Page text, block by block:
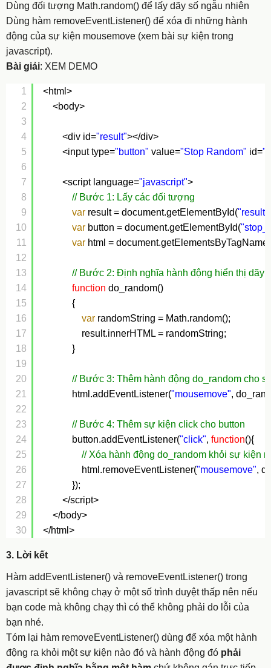
Dùng đối tượng Math.random() để lấy dãy số ngẫu nhiên
Dùng hàm removeEventListener() để xóa đi những hành
động của sự kiện mousemove (xem bài sự kiện trong
javascript).
Bài giải: XEM DEMO
1
2
3
4
5
6
7
8
9
10
11
12
13
14
15
16
17
18
19
20
21
22
23
24
25
26
27
28
29
30
<html>
<body>
<div id="result"></div>
<input type="button" value="Stop Random" id=
<script language="javascript">
// Bước 1: Lấy các đối tượng
var result = document.getElementById("result"
var button = document.getElementById(
var html = document.getElementsByTagName(
// Bước 2: Định nghĩa hành động hiển thị dãy
function do_random()
{
var randomString = Math.random();
result.innerHTML = randomString;
}
// Bước 3: Thêm hành động do_random cho
html.addEventListener("mousemove",
// Bước 4: Thêm sự kiện click cho button
button.addEventListener("click", function(){
// Xóa hành động do_random khỏi sự kiện
html.removeEventListener("mousemove",
});
</script>
</body>
</html>
3. Lời kết
Hàm addEventListener() và removeEventListener() trong
javascript sẽ không chạy ở một số trình duyệt thấp nên nếu
bạn code mà không chạy thì có thể không phải do lỗi của
bạn nhé.
Tóm lại hàm removeEventListener() dùng để xóa một hành
động ra khỏi một sự kiện nào đó và hành động đó phải